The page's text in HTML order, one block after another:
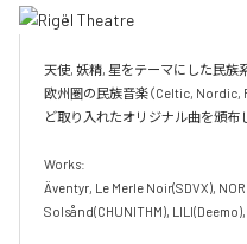
天使, 妖精, 星をテーマにした民族
欧州圏の民族音楽（Celtic, Nordic,
ど取り入れたオリジナル曲を頒布
Works:
Äventyr, Le Merle Noir(SDVX),
Solsånd(CHUNITHM), LILI(Deemo),